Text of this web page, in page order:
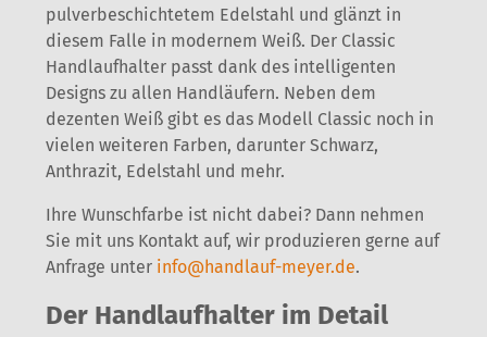
pulverbeschichtetem Edelstahl und glänzt in
diesem Falle in modernem Weiß. Der Classic
Handlaufhalter passt dank des intelligenten
Designs zu allen Handläufern. Neben dem
dezenten Weiß gibt es das Modell Classic noch in
vielen weiteren Farben, darunter Schwarz,
Anthrazit, Edelstahl und mehr.
Ihre Wunschfarbe ist nicht dabei? Dann nehmen
Sie mit uns Kontakt auf, wir produzieren gerne auf
Anfrage unter info@handlauf-meyer.de.
Der Handlaufhalter im Detail